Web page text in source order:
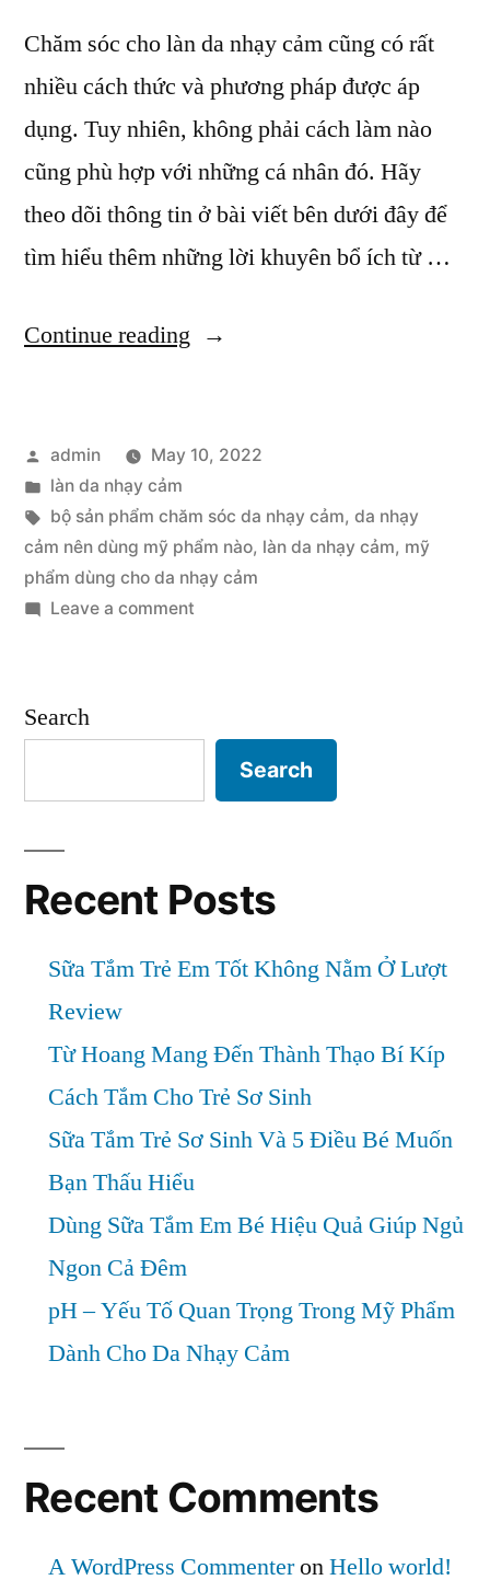
Chăm sóc cho làn da nhạy cảm cũng có rất
nhiều cách thức và phương pháp được áp
dụng. Tuy nhiên, không phải cách làm nào
cũng phù hợp với những cá nhân đó. Hãy
theo dõi thông tin ở bài viết bên dưới đây để
tìm hiểu thêm những lời khuyên bổ ích từ …
Continue reading “Lời
Sĩ
Da
Liễu
Khi
Nhạy
Posted
by
admin
May 10, 2022
Posted
in
làn da nhạy cảm
Tags:
bộ sản phẩm chăm sóc da nhạy cảm, da nhạy
cảm nên dùng mỹ phẩm nào, làn da nhạy cảm, mỹ
phẩm dùng cho da nhạy cảm
Leave a commenton
Làn
Nhạy
Search
Search
Recent Posts
Sữa Tắm Trẻ Em Tốt Không Nằm Ở Lượt
Review
Từ Hoang Mang Đến Thành Thạo Bí Kíp
Cách Tắm Cho Trẻ Sơ Sinh
Sữa Tắm Trẻ Sơ Sinh Và 5 Điều Bé Muốn
Bạn Thấu Hiểu
Dùng Sữa Tắm Em Bé Hiệu Quả Giúp Ngủ
Ngon Cả Đêm
pH – Yếu Tố Quan Trọng Trong Mỹ Phẩm
Dành Cho Da Nhạy Cảm
Recent Comments
A WordPress CommenteronHello world!